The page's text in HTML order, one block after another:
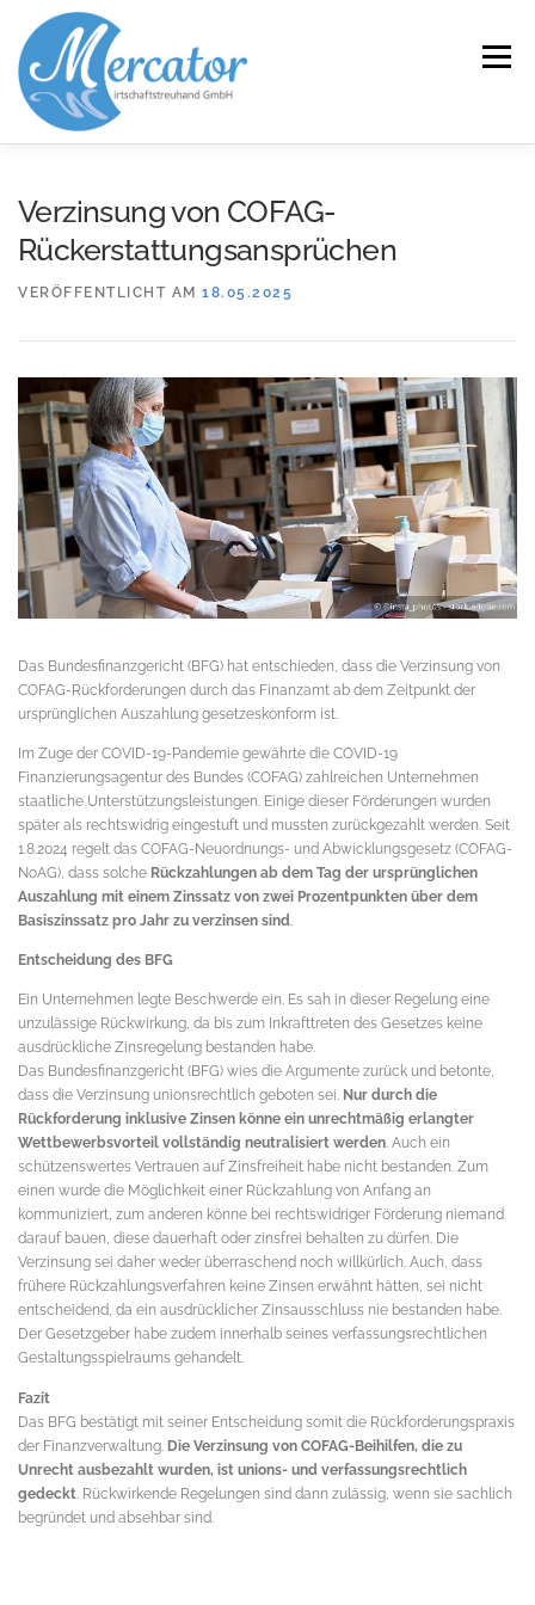
Inhalt
springen
Menü
SERVICE KANZLEI KARRIERE
Verzinsung von COFAG-
Rückerstattungsansprüchen
VERÖFFENTLICHT AM 18.05.2025
Das Bundesfinanzgericht (BFG) hat entschieden, dass die Verzinsung von
COFAG-Rückforderungen durch das Finanzamt ab dem Zeitpunkt der
ursprünglichen Auszahlung gesetzeskonform ist.
Im Zuge der COVID-19-Pandemie gewährte die COVID-19
Finanzierungsagentur des Bundes (COFAG) zahlreichen Unternehmen
staatliche Unterstützungsleistungen. Einige dieser Förderungen wurden
später als rechtswidrig eingestuft und mussten zurückgezahlt werden. Seit
1.8.2024 regelt das COFAG-Neuordnungs- und Abwicklungsgesetz (COFAG-
NoAG), dass solche Rückzahlungen ab dem Tag der ursprünglichen
Auszahlung mit einem Zinssatz von zwei Prozentpunkten über dem
Basiszinssatz pro Jahr zu verzinsen sind.
Entscheidung des BFG
Ein Unternehmen legte Beschwerde ein. Es sah in dieser Regelung eine
unzulässige Rückwirkung, da bis zum Inkrafttreten des Gesetzes keine
ausdrückliche Zinsregelung bestanden habe.
Das Bundesfinanzgericht (BFG) wies die Argumente zurück und betonte,
dass die Verzinsung unionsrechtlich geboten sei. Nur durch die
Rückforderung inklusive Zinsen könne ein unrechtmäßig erlangter
Wettbewerbsvorteil vollständig neutralisiert werden. Auch ein
schützenswertes Vertrauen auf Zinsfreiheit habe nicht bestanden. Zum
einen wurde die Möglichkeit einer Rückzahlung von Anfang an
kommuniziert, zum anderen könne bei rechtswidriger Förderung niemand
darauf bauen, diese dauerhaft oder zinsfrei behalten zu dürfen. Die
Verzinsung sei daher weder überraschend noch willkürlich. Auch, dass
frühere Rückzahlungsverfahren keine Zinsen erwähnt hätten, sei nicht
entscheidend, da ein ausdrücklicher Zinsausschluss nie bestanden habe.
Der Gesetzgeber habe zudem innerhalb seines verfassungsrechtlichen
Gestaltungsspielraums gehandelt.
Fazit
Das BFG bestätigt mit seiner Entscheidung somit die Rückforderungspraxis
der Finanzverwaltung. Die Verzinsung von COFAG-Beihilfen, die zu
Unrecht ausbezahlt wurden, ist unions- und verfassungsrechtlich
gedeckt . Rückwirkende Regelungen sind dann zulässig, wenn sie sachlich
begründet und absehbar sind.